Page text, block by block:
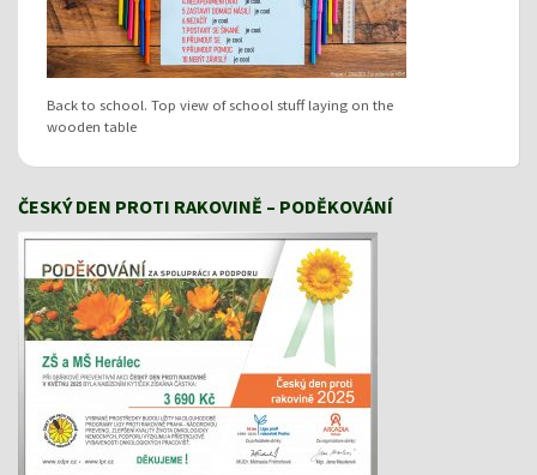
Back to school. Top view of school stuff laying on the
wooden table
ČESKÝ DEN PROTI RAKOVINĚ – PODĚKOVÁNÍ